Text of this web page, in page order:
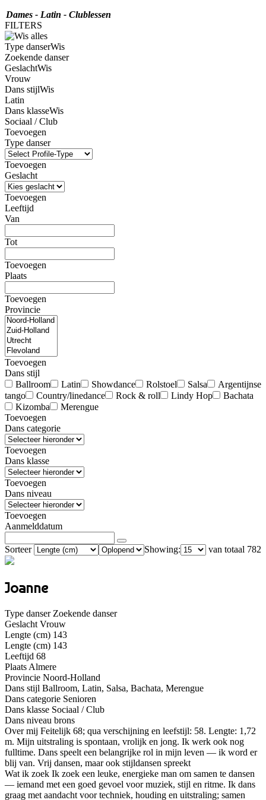
Dames - Latin - Clublessen
FILTERS
Type danserWis
Zoekende danser
GeslachtWis
Vrouw
Dans stijlWis
Latin
Dans klasseWis
Sociaal / Club
Toevoegen
Type danser
Toevoegen
Geslacht
Toevoegen
Leeftijd
Van
Tot
Toevoegen
Plaats
Toevoegen
Provincie
Toevoegen
Dans stijl
Ballroom
Latin Showdance Rolstoel Salsa
Argentijnse
tango
Country/linedance Rock & roll Lindy Hop
Bachata
Kizomba
Merengue
Toevoegen
Dans categorie
Toevoegen
Dans klasse
Toevoegen
Dans niveau
Toevoegen
Aanmelddatum
Sorteer Showing: van totaal 782
Joanne
Type danser Zoekende danser
Geslacht Vrouw
Lengte (cm) 143
Lengte (cm) 143
Leeftijd 68
Plaats Almere
Provincie Noord-Holland
Dans stijl Ballroom, Latin, Salsa, Bachata, Merengue
Dans categorie Senioren
Dans klasse Sociaal / Club
Dans niveau brons
Over mij Feitelijk 68; qua verschijning en leefstijl: 58. Lengte: 1,72
m. Mijn uitstraling is spontaan, vrolijk en jong. Ik werk ook nog
fulltime. Dans speelt een belangrijke rol in mijn leven — ik word er
blij van. Vrij dansen, maar ook stijldansen spreekt
Wat ik zoek Ik zoek een leuke, energieke man om samen te dansen
— iemand met een goed gevoel voor muziek, stijl en ritme. Ik dans
graag met aandacht voor techniek, houding en uitstraling; samen